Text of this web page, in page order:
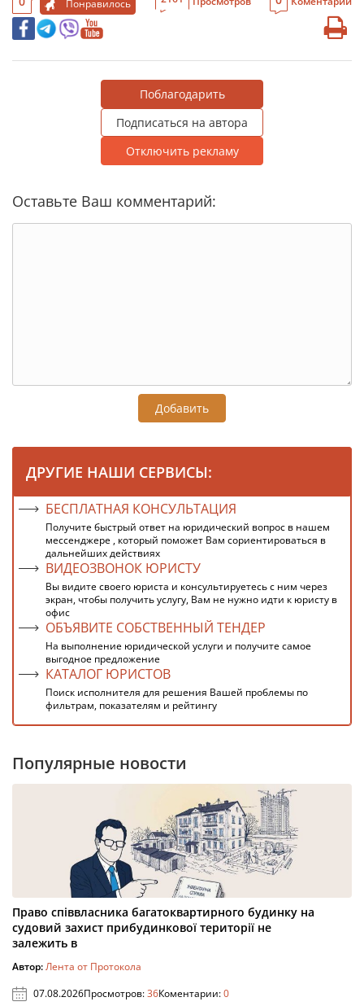
Понравилось
Поблагодарить
Подписаться на автора
Отключить рекламу
Оставьте Ваш комментарий:
Добавить
ДРУГИЕ НАШИ СЕРВИСЫ:
БЕСПЛАТНАЯ КОНСУЛЬТАЦИЯ
Получите быстрый ответ на юридический вопрос в нашем
мессенджере , который поможет Вам сориентироваться в
дальнейших действиях
ВИДЕОЗВОНОК ЮРИСТУ
Вы видите своего юриста и консультируетесь с ним через
экран, чтобы получить услугу, Вам не нужно идти к юристу в
офис
ОБЪЯВИТЕ СОБСТВЕННЫЙ ТЕНДЕР
На выполнение юридической услуги и получите самое
выгодное предложение
КАТАЛОГ ЮРИСТОВ
Поиск исполнителя для решения Вашей проблемы по
фильтрам, показателям и рейтингу
Популярные новости
Право співвласника багатоквартирного будинку на
судовий захист прибудинкової території не
залежить в
Автор:Лента от Протокола
07.08.2026Просмотров:36Коментарии:0